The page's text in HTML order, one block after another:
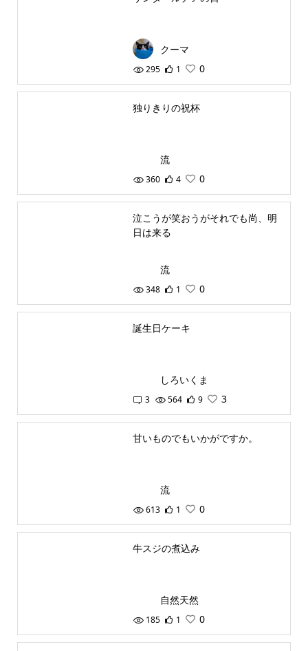
クーマ
295 1 0
独りきりの祝杯
流
360 4 0
泣こうが笑おうがそれでも尚、明
日は来る
流
348 1 0
誕生日ケーキ
しろいくま
3 564 9 3
甘いものでもいかがですか。
流
613 1 0
牛スジの煮込み
自然天然
185 1 0